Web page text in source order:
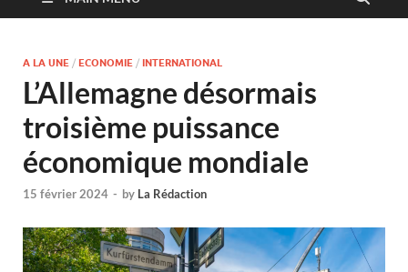
A LA UNE / ECONOMIE / INTERNATIONAL
L’Allemagne désormais
troisième puissance
économique mondiale
15 février 2024 - by La Rédaction